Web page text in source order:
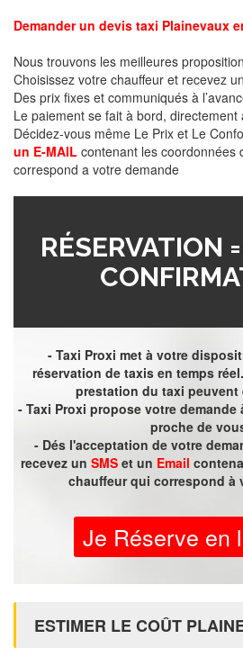
Demander un devis taxi Plainevaux
Nous trouvons les meilleures
Choisissez votre chauffeur et recevez un
Des prix fixes et communiqués à
Le paiement se fait à bord, directement
Décidez-vous même Le Prix et Le
un E-MAIL contenant les coordonnées
correspond a votre demande
RÉSERVATION =
- Taxi Proxi met à votre
réservation de taxis en temps
prestation du taxi peuvent
- Taxi Proxi propose votre
proche de
- Dés l'acceptation de votre
recevez un SMSet un Email
chauffeur qui correspond à
Je Réserve en
ESTIMER LE COÛT